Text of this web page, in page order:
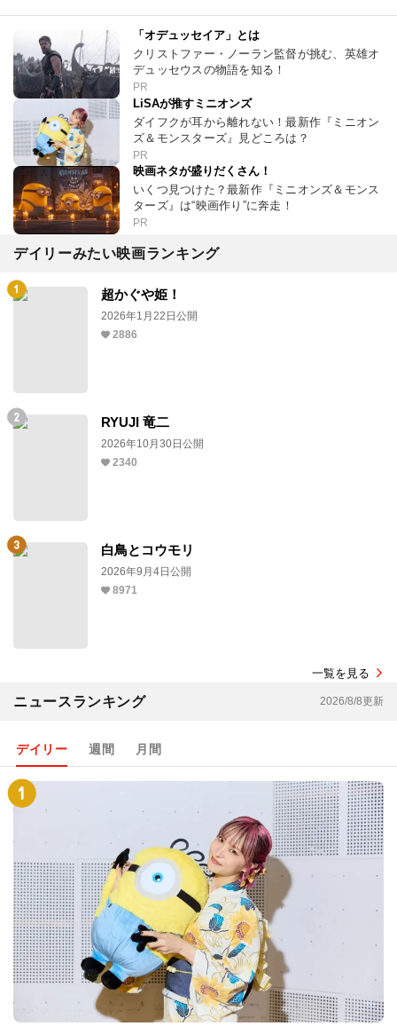
「オデュッセイア」とは
クリストファー・ノーラン監督が挑む、英雄オ
デュッセウスの物語を知る！
PR
LiSAが推すミニオンズ
ダイフクが耳から離れない！最新作『ミニオン
ズ＆モンスターズ』見どころは？
PR
映画ネタが盛りだくさん！
いくつ見つけた？最新作『ミニオンズ＆モンス
ターズ』は“映画作り”に奔走！
PR
デイリーみたい映画ランキング
超かぐや姫！
2026年1月22日公開
2886
RYUJI 竜二
2026年10月30日公開
2340
白鳥とコウモリ
2026年9月4日公開
8971
一覧を見る
ニュースランキング 2026/8/8更新
デイリー 週間 月間